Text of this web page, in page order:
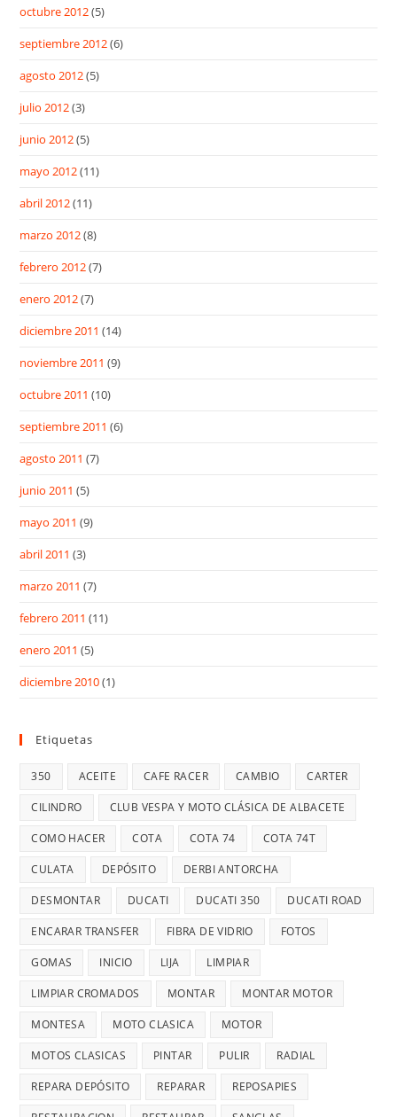
octubre 2012(5)
septiembre 2012(6)
agosto 2012(5)
julio 2012(3)
junio 2012(5)
mayo 2012(11)
abril 2012(11)
marzo 2012(8)
febrero 2012(7)
enero 2012(7)
diciembre 2011 (14)
noviembre 2011 (9)
octubre 2011 (10)
septiembre 2011 (6)
agosto 2011 (7)
junio 2011 (5)
mayo 2011 (9)
abril 2011 (3)
marzo 2011 (7)
febrero 2011 (11)
enero 2011 (5)
diciembre 2010(1)
Etiquetas
350 ACEITE CAFE RACER CAMBIO CARTER
CILINDRO CLUB VESPA Y MOTO CLÁSICA DE ALBACETE
COMO HACER COTA COTA 74 COTA 74T
CULATA DEPÓSITO DERBI ANTORCHA
DESMONTAR DUCATI DUCATI 350 DUCATI ROAD
ENCARAR TRANSFER FIBRA DE VIDRIO FOTOS
GOMAS INICIO LIJA LIMPIAR
LIMPIAR CROMADOS MONTAR MONTAR MOTOR
MONTESA MOTO CLASICA MOTOR
MOTOS CLASICAS PINTAR PULIR RADIAL
REPARA DEPÓSITO REPARAR REPOSAPIES